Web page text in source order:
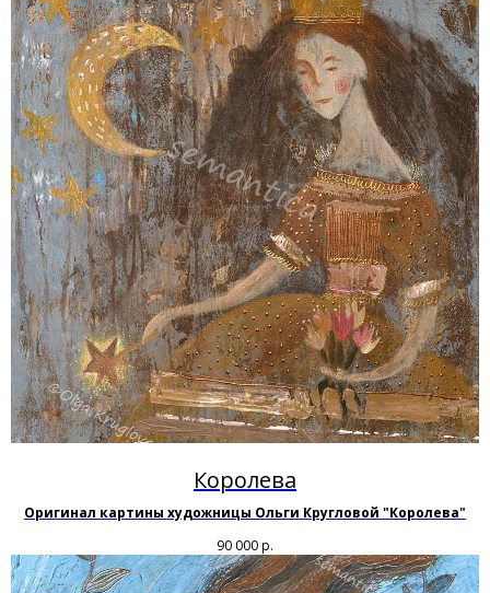
Королева
Оригинал картины художницы Ольги Кругловой "Королева"
90 000р.